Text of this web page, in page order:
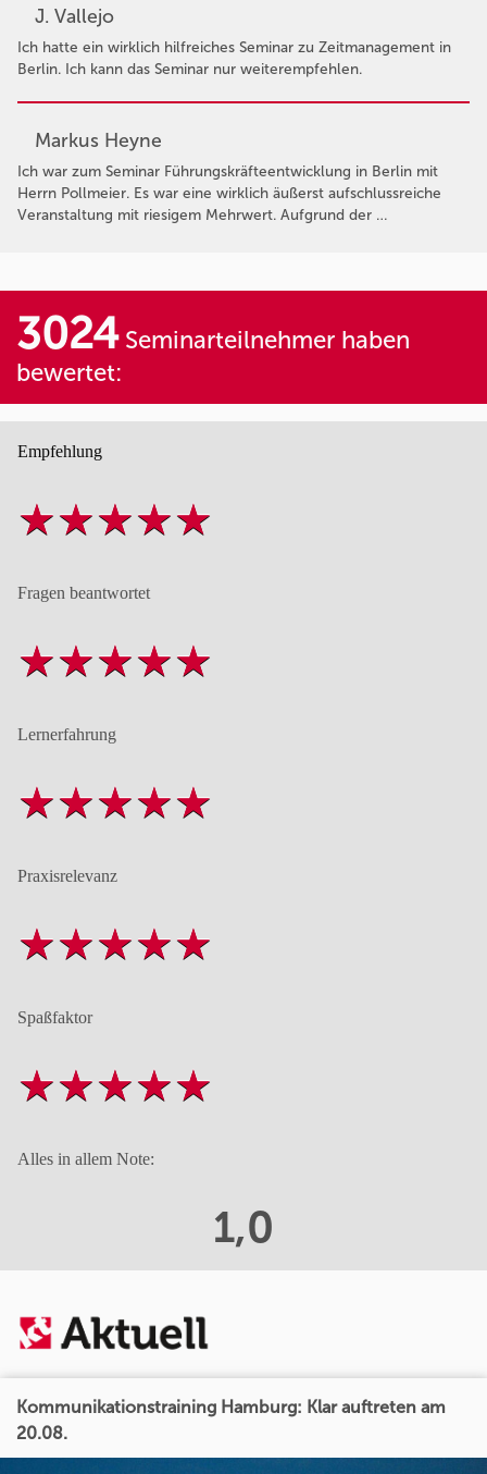
J. Vallejo
Ich hatte ein wirklich hilfreiches Seminar zu Zeitmanagement in
Berlin. Ich kann das Seminar nur weiterempfehlen.
Markus Heyne
Ich war zum Seminar Führungskräfteentwicklung in Berlin mit
Herrn Pollmeier. Es war eine wirklich äußerst aufschlussreiche
Veranstaltung mit riesigem Mehrwert. Aufgrund der …
3024Seminarteilnehmer haben
bewertet:
Empfehlung
Fragen beantwortet
Lernerfahrung
Praxisrelevanz
Spaßfaktor
Alles in allem Note:
1,0
Kommunikationstraining Hamburg: Klar auftreten am
20.08.